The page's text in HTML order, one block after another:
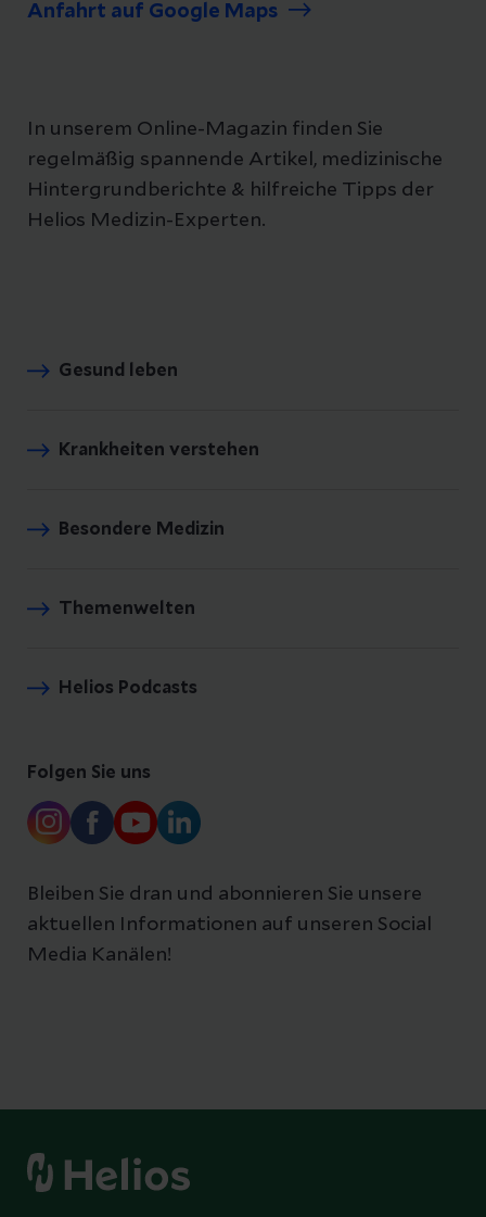
Anfahrt auf Google Maps
In unserem Online-Magazin finden Sie
regelmäßig spannende Artikel, medizinische
Hintergrundberichte & hilfreiche Tipps der
Helios Medizin-Experten.
Gesund leben
Krankheiten verstehen
Besondere Medizin
Themenwelten
Helios Podcasts
Folgen Sie uns
Bleiben Sie dran und abonnieren Sie unsere
aktuellen Informationen auf unseren Social
Media Kanälen!